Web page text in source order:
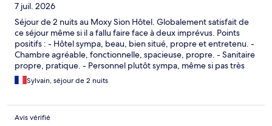
7 juil. 2026
Séjour de 2 nuits au Moxy Sion Hôtel. Globalement satisfait de
ce séjour même si il a fallu faire face à deux imprévus. Points
positifs : - Hôtel sympa, beau, bien situé, propre et entretenu. -
Chambre agréable, fonctionnelle, spacieuse, propre. - Sanitaire
propre, pratique. - Personnel plutôt sympa, même si pas très
bavard... - Petit cocktail de bienvenue offert. - Parking de
stationnement en sous-sol, sécurisé, avec des places larges
entre autres aussi parce que sur l'annonce, il y avait écrit avec
parking. Sauf que le parking n'est pas accessible dans la
Sylvain, séjour de 2 nuits
Avis vérifié